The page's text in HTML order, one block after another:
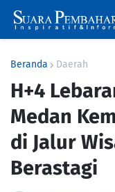
Beranda Daerah
H+4
Medan
di Jalur
Berastagi